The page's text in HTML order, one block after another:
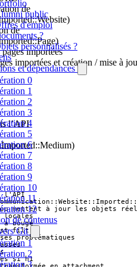
public
d'emploi
?
personnalisés ?
et dépendances
0
1
2
3
4
5
6
7
8
9
10
11
12
de contenus
Git
1
2
3
de
de
importées
importées et création / mise à
l’API
l'API
mettent à jour les objets réels
locales
a bougé
filtré
problématiques
si h1